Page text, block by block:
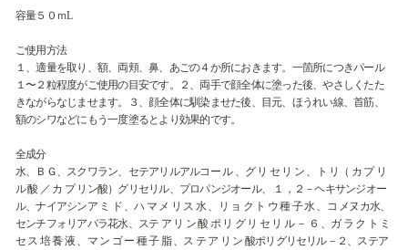
容量５０ｍL
ご使用方法
１、適量を取り、額、両頬、鼻、あごの４か所におきます。一箇所につきパール
１〜２粒程度がご使用の目安です。２、両手で顔全体に塗った後、やさしくたた
きながらなじませます。３、顔全体に馴染ませた後、目元、ほうれい線、首筋、
額のシワなどにもう一度塗るとより効果的です。
全成分
水、ＢＧ、スクワラン、セテアリルアルコー ル 、グ リ セ リ ン 、ト リ（ カ プ リ
ル 酸 ／ カ プ リン酸）グリセリル、プロパンジオール、 １，２－ヘキサンジオー
ル、ナイアシンア ミ ド 、ハ マ メ リ ス 水 、リ ョ ク ト ウ 種 子 水 、コ メヌカ水、
センチフォリアバラ花水、ステ ア リ ン 酸 ポ リ グ リ セ リ ル － ６ 、ガ ラ ク ト ミ
セ ス 培 養 液 、マ ン ゴ ー 種 子 脂 、ス テ ア リ ン 酸ポリグリセリル－２、ステア